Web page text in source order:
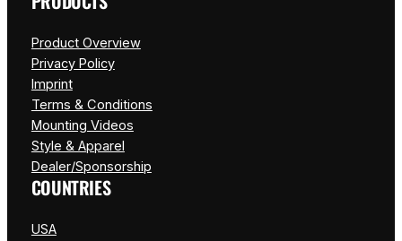
Product Overview
Privacy Policy
Imprint
Terms & Conditions
Mounting Videos
Style & Apparel
Dealer/Sponsorship
COUNTRIES
USA